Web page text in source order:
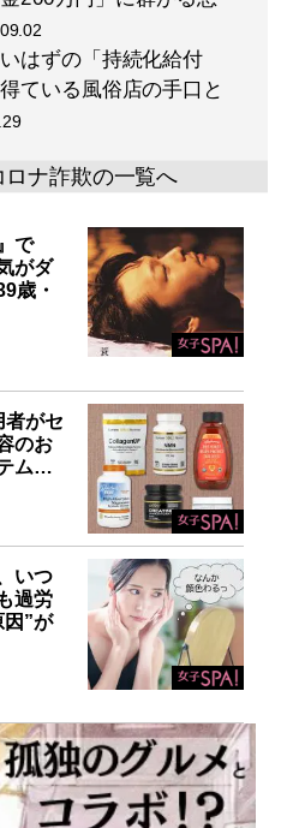
はずの「持続化給付
ている風俗店の手口と
ロナ詐欺の一覧へ
で
がダ
歳・
がセ
のお
ム…
いつ
過労
因”が